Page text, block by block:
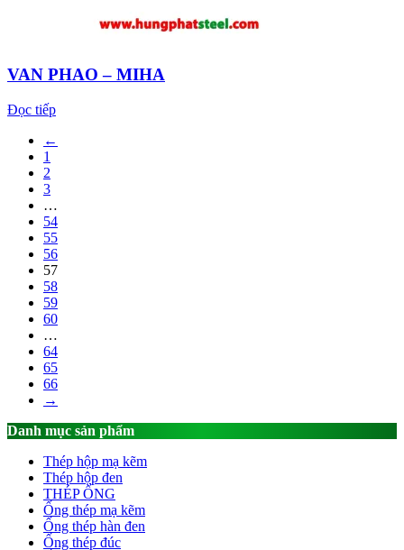
VAN PHAO – MIHA
Đọc tiếp
←
1
2
3
…
54
55
56
57
58
59
60
…
64
65
66
→
Danh mục sản phẩm
Thép hộp mạ kẽm
Thép hộp đen
THÉP ỐNG
Ống thép mạ kẽm
Ống thép hàn đen
Ống thép đúc